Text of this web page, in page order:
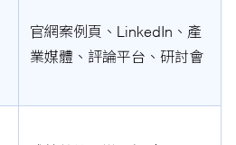
官網案例頁、LinkedIn、產
業媒體、評論平台、研討會